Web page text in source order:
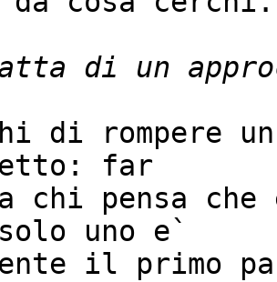
di rompere
far
chi pensa
uno e`
il primo